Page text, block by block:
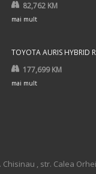
82,762 KM
mai mult
TOYOTA AURIS HYBRID
177,699 KM
mai mult
, str. Calea